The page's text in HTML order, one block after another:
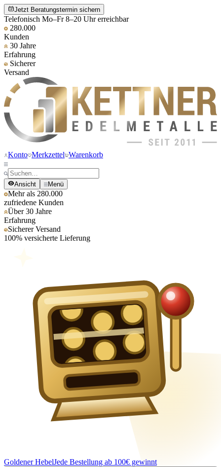
Jetzt Beratungstermin sichern
Telefonisch Mo–Fr 8–20 Uhr erreichbar
280.000
Kunden
30 Jahre
Erfahrung
Sicherer
Versand
Konto Merkzettel Warenkorb
Ansicht Menü
Mehr als 280.000
zufriedene Kunden
Über 30 Jahre
Erfahrung
Sicherer Versand
100% versicherte Lieferung
Goldener HebelJede Bestellung ab 100€ gewinnt